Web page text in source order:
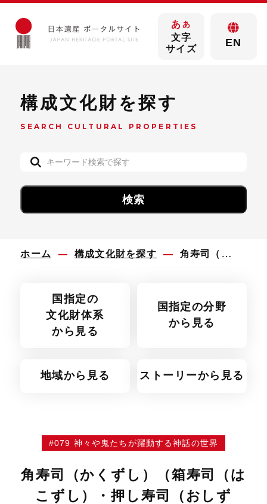
あ あ
文字
サイズ
EN
構成文化財を探す
SEARCH CULTURAL PROPERTIES
ホーム 構成文化財を探す 角寿司（かくずし）（箱寿司（はこずし）・押し寿司（おしずし））
国指定の
文化財体系
から見る
国指定の分野
から見る
地域から見る ストーリーから見る
#079 神々や鬼たちが躍動する神話の世界
角寿司（かくずし）（箱寿司（は
こずし）・押し寿司（おしず